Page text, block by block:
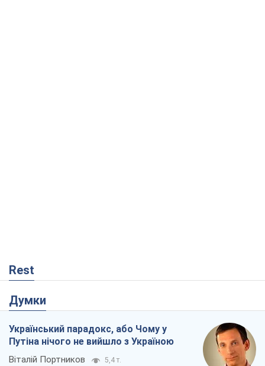
Rest
Думки
Український парадокс, або Чому у
Путіна нічого не вийшло з Україною
Віталій Портников 5,4 т.